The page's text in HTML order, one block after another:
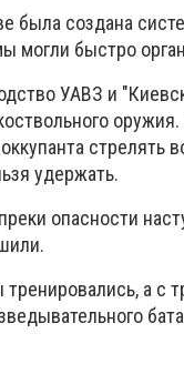
была создана
могли быстро
УАВЗ и
оккупанта
удержать.
опасности
тренировались, а с